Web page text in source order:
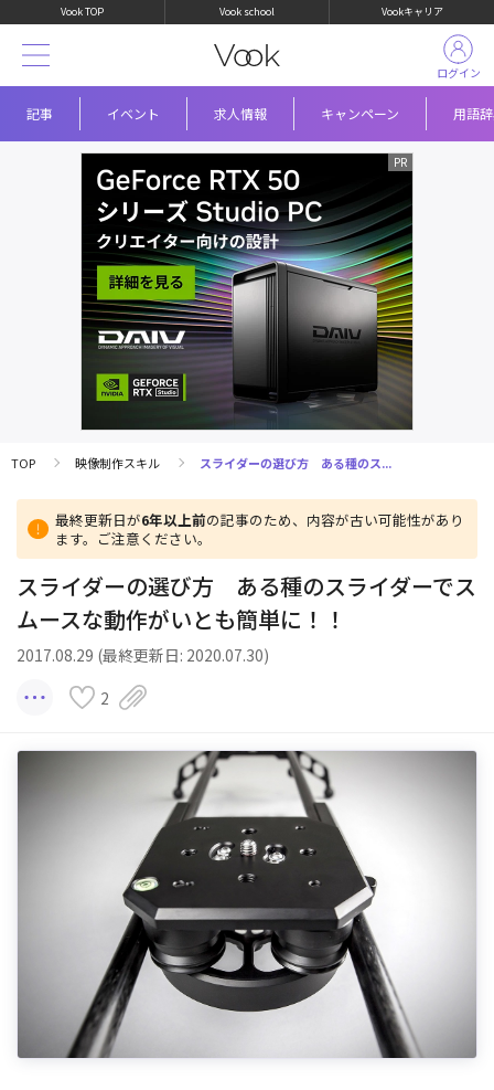
Vook TOP Vook school Vookキャリア
記事 イベント 求人情報 キャンペーン 用語
ログイン
TOP 映像制作スキル スライダーの選び方 ある種のス...
最終更新日が6年以上前の記事のため、内容が古い可能性があり
ます。ご注意ください。
スライダーの選び方 ある種のスライダーでス
ムースな動作がいとも簡単に！！
2017.08.29 (最終更新日: 2020.07.30)
2